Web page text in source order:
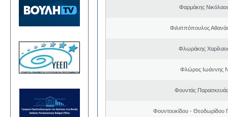
Φαρμάκης
Φιλιππόπουλος
Φλωράκης
Φλώρος Ιωάννης
Φουντάς
Φουντουκίδου - Θεοδωρίδου